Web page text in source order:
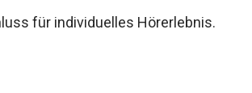
für individuelles Hörerlebnis.